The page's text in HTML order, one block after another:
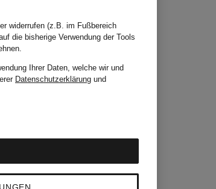
widerrufen (z.B. im Fußbereich
die bisherige Verwendung der Tools
Ihrer Daten, welche wir und
Datenschutzerklärung und